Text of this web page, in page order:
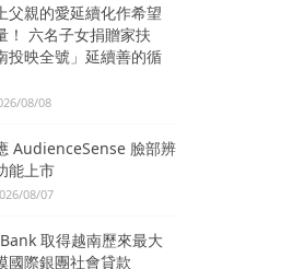
父親的愛延續化作希望
！ 六名子女捐贈家扶
投映全號」延續善的循
08/08
AudienceSense 臉部辨
能上市
08/07
取得越南歷來最大
國際銀團社會貸款